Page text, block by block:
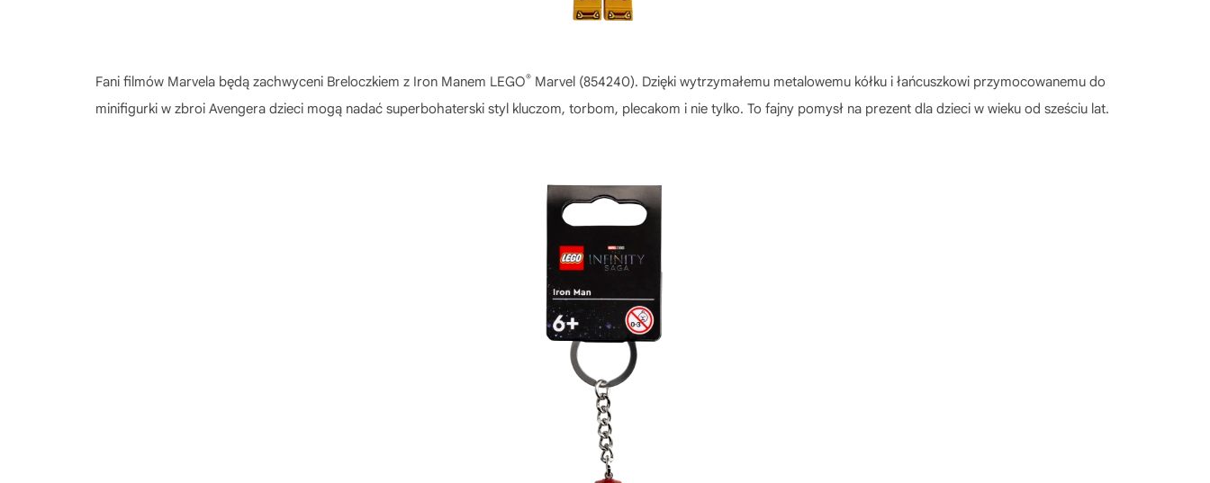
Fani filmów Marvela będą zachwyceni Breloczkiem z Iron Manem LEGO® Marvel (854240). Dzięki wytrzymałemu metalowemu kółku i łańcuszkowi przymocowanemu do
minifigurki w zbroi Avengera dzieci mogą nadać superbohaterski styl kluczom, torbom, plecakom i nie tylko. To fajny pomysł na prezent dla dzieci w wieku od sześciu lat.